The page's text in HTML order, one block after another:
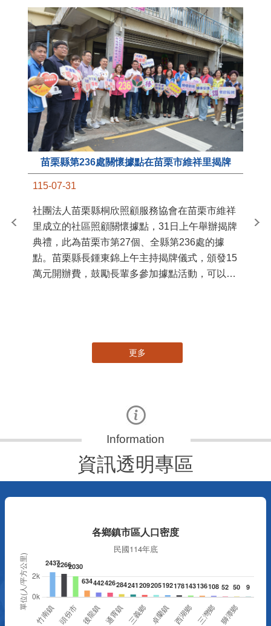
苗栗縣第236處關懷據點在苗栗市維祥里揭牌
115-07-31
社團法人苗栗縣桐欣照顧服務協會在苗栗市維祥
里成立的社區照顧關懷據點，31日上午舉辦揭牌
典禮，此為苗栗市第27個、全縣第236處的據
點。苗栗縣長鍾東錦上午主持揭牌儀式，頒發15
萬元開辦費，鼓勵長輩多參加據點活動，可以更
苗
更多
資訊透明專區